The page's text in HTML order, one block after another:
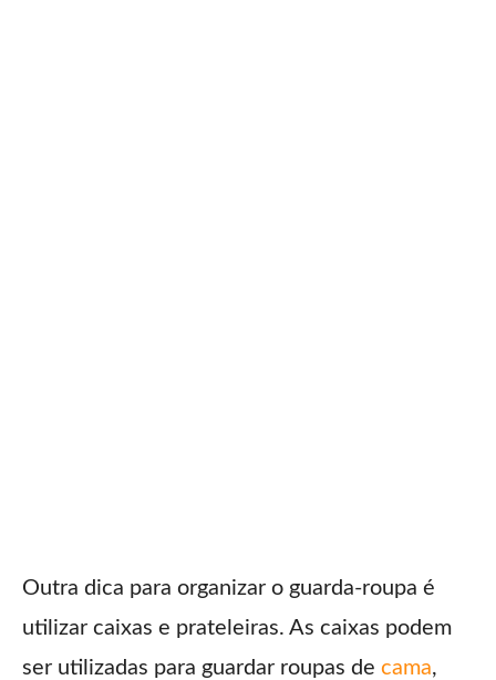
Outra dica para organizar o guarda-roupa é
utilizar caixas e prateleiras. As caixas podem
ser utilizadas para guardar roupas de cama,